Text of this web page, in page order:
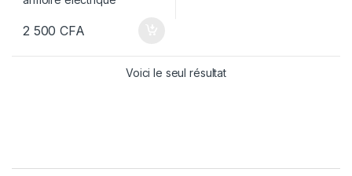
2 500CFA
Voici le seul résultat